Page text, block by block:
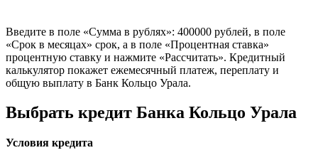
Введите в поле «Сумма в рублях»: 400000 рублей, в поле
«Срок в месяцах» срок, а в поле «Процентная ставка»
процентную ставку и нажмите «Рассчитать». Кредитный
калькулятор покажет ежемесячный платеж, переплату и
общую выплату в Банк Кольцо Урала.
Выбрать кредит Банка Кольцо Урала
Условия кредита